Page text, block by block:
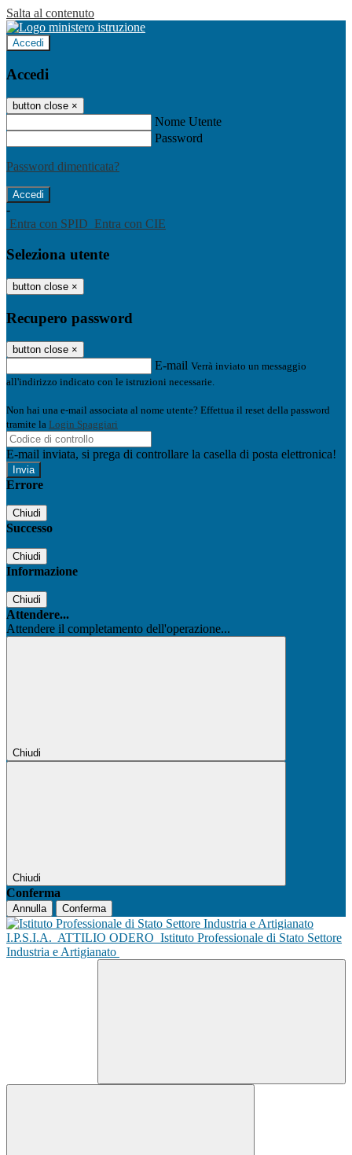
Salta al contenuto
Accedi
Accedi
button close ×
Nome Utente
Password
Password dimenticata?
-
Entra con SPID Entra con CIE
Seleziona utente
button close ×
Recupero password
button close ×
E-mail Verrà inviato un messaggio
all'indirizzo indicato con le istruzioni necessarie.
Non hai una e-mail associata al nome utente? Effettua il reset della password
tramite la Login Spaggiari
E-mail inviata, si prega di controllare la casella di posta elettronica!
Errore
Chiudi
Successo
Chiudi
Informazione
Chiudi
Attendere...
Attendere il completamento dell'operazione...
Chiudi
Chiudi
Conferma
Annulla Conferma
I.P.S.I.A. ATTILIO ODERO Istituto Professionale di Stato Settore
Industria e Artigianato